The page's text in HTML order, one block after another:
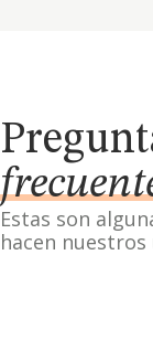
Estas son
hacen nuestros